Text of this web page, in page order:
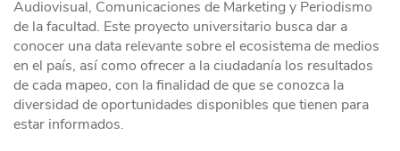
Audiovisual, Comunicaciones de Marketing y Periodismo
de la facultad. Este proyecto universitario busca dar a
conocer una data relevante sobre el ecosistema de medios
en el país, así como ofrecer a la ciudadanía los resultados
de cada mapeo, con la finalidad de que se conozca la
diversidad de oportunidades disponibles que tienen para
estar informados.